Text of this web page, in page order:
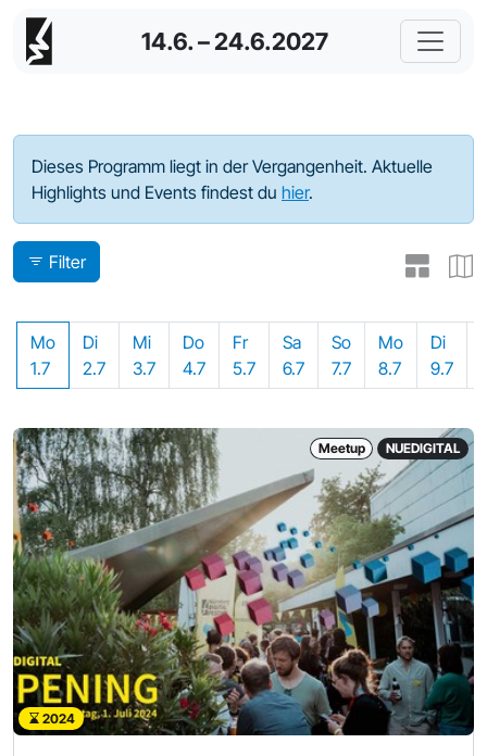
14.6. – 24.6.2027
Programm - 2024
Dieses Programm liegt in der Vergangenheit. Aktuelle
Highlights und Events findest du hier.
Filter
Mo
1.7
Di
2.7
Mi
3.7
Do
4.7
Fr
5.7
Sa
6.7
So
7.7
Mo
8.7
Di
9.7
Meetup NUEDIGITAL
2024